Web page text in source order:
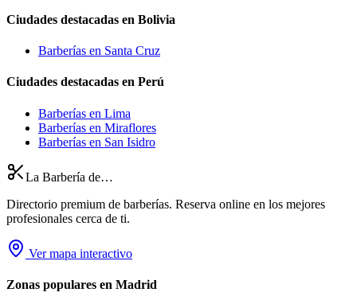
Ciudades destacadas en Bolivia
Barberías en Santa Cruz
Ciudades destacadas en Perú
Barberías en Lima
Barberías en Miraflores
Barberías en San Isidro
La Barbería de…
Directorio premium de barberías. Reserva online en los mejores
profesionales cerca de ti.
Ver mapa interactivo
Zonas populares en Madrid